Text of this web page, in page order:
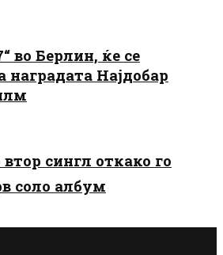
во Берлин, ќе се
наградата Најдобар
сингл откако го
соло албум